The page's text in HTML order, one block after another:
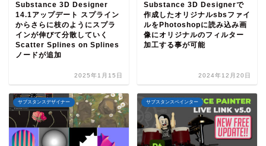
Substance 3D Designer
14.1アップデート スプライン
からさらに枝のようにスプラ
インが伸びて分散していく
Scatter Splines on Splines
ノードが追加
2025年1月15日
Substance 3D Designerで
作成したオリジナルsbsファイ
ルをPhotoshopに読み込み画
像にオリジナルのフィルター
加工する事が可能
2024年12月20日
サブスタンスデザイナー サブスタンスペインター